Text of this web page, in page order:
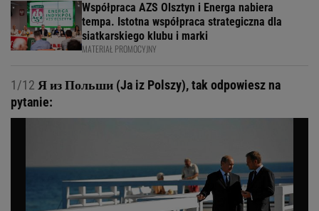
Współpraca AZS Olsztyn i Energa nabiera
tempa. Istotna współpraca strategiczna dla
siatkarskiego klubu i marki
MATERIAŁ PROMOCYJNY
1/12 Я из Польши (Ja iz Polszy), tak odpowiesz na
pytanie: